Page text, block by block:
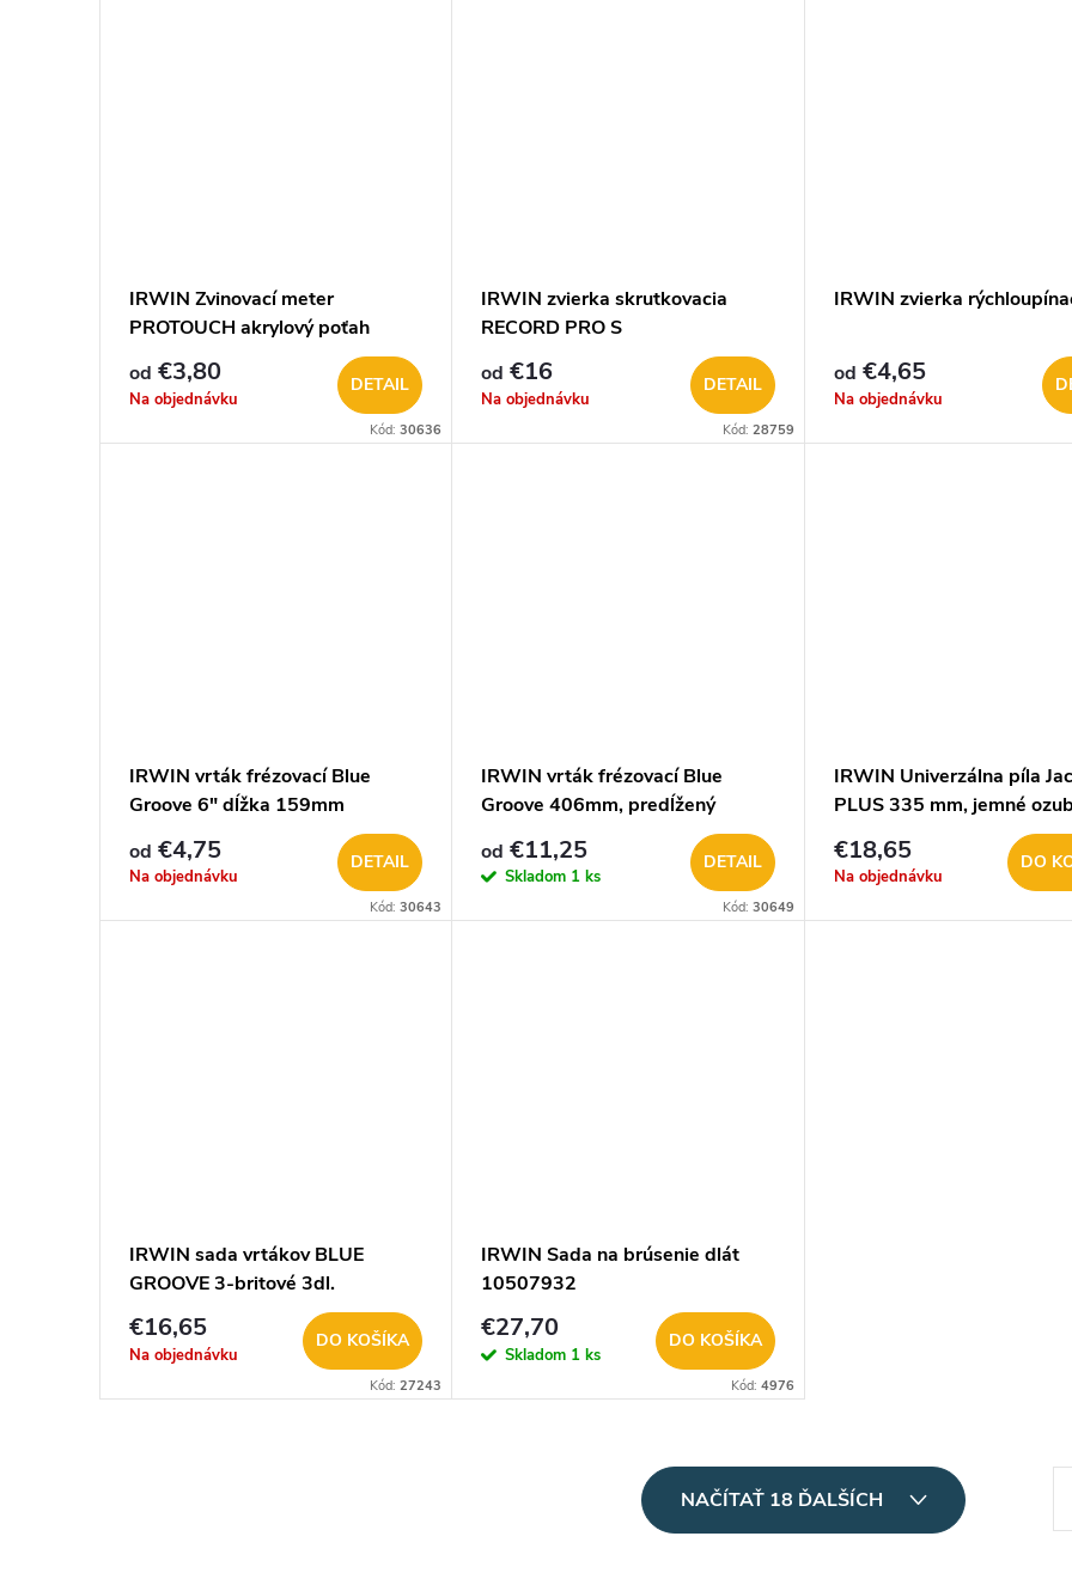
IRWIN Zvinovací meter
PROTOUCH akrylový poťah
od €3,80
Na objednávku
DETAIL
Kód:30636
IRWIN zvierka skrutkovacia
RECORD PRO S
od €16
Na objednávku
DETAIL
Kód: 28759
IRWIN zvierka
od €4,65
Na objednávku
IRWIN vrták frézovací Blue
Groove 6" dĺžka 159mm
od €4,75
Na objednávku
DETAIL
Kód:30643
IRWIN vrták frézovací Blue
Groove 406mm, predĺžený
od €11,25
Skladom 1 ks
DETAIL
Kód: 30649
IRWIN Univerzálna píla
PLUS 335 mm, jemné
10503632
€18,65
Na objednávku
DO
IRWIN sada vrtákov BLUE
GROOVE 3-britové 3dl.
10506627
€16,65
Na objednávku
DO KOŠÍKA
Kód:27243
IRWIN Sada na brúsenie dlát
10507932
€27,70
Skladom 1 ks
DO KOŠÍKA
Kód: 4976
NAČÍTAŤ 18 ĎALŠÍCH